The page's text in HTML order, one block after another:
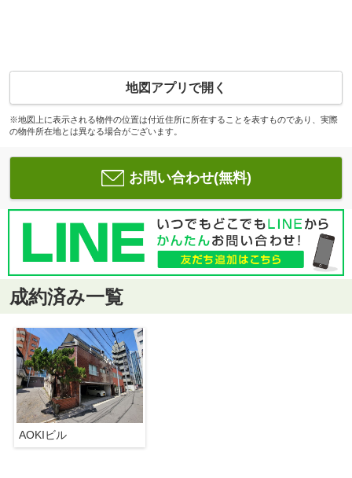
地図アプリで開く
※地図上に表示される物件の位置は付近住所に所在することを表すものであり、実際
の物件所在地とは異なる場合がございます。
お問い合わせ(無料)
成約済み一覧
AOKIビル